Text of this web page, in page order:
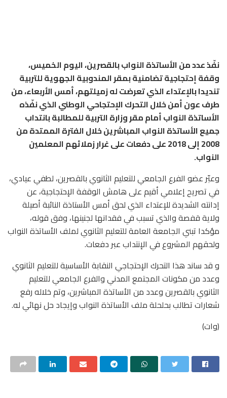
نفّذ عدد من الأساتذة النواب بالقصرين، اليوم الخميس،
وقفة إحتجاجية تضامنية بمقر المندوبية الجهوية للتربية
تنديدا بالإعتداء الذي تعرضت له زميلتهم، أمس الأربعاء، من
طرف عون أمن خلال التحرك الإحتجاحي الوطني الذي نفّذه
الأساتذة النواب أمام مقر وزارة التربية للمطالبة بانتداب
جميع الأساتذة النواب المباشرين خلال الفترة الممتدة من
2008 إلى 2018 على دفعات على غرار زملائهم المعلمين
النواب.
وعبّر عضو الفرع الجامعي للتعليم الثانوي بالقصرين، لطفي عيادي،
في تصريح إعلامي أقيم على هامش الوقفة الإحتجاجية، عن
إدانته الشديدة للإعتداء الذي لحق أمس الأستاذة النائبة أصيلة
ولاية قفصة والذي تسبب في فقدانها لجنينها، وفق قوله،
مؤكدا تبني الجامعة العامة للتعليم الثانوي لملف الأساتذة النواب
ولحقهم المشروع في الإنتداب عبر دفعات.
و قد ساند هذا التحرك الإحتجاجي النقابة الأساسية للتعليم الثانوي
وعدد من مكونات المجتمع المدني والفرع الجامعي للتعليم
الثانوي بالقصرين وعدد من الأساتذة المباشرين، وتم خلاله رفع
شعارات تطالب بحلحلة ملف الأساتذة النواب وإيجاد حل نهائي له.
(وات)